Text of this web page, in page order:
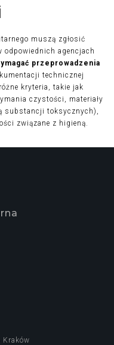
muszą zgłosić
agencjach
przeprowadzenia
technicznej
kryteria, takie jak
czystości, materiały
substancji toksycznych),
związane z higieną.